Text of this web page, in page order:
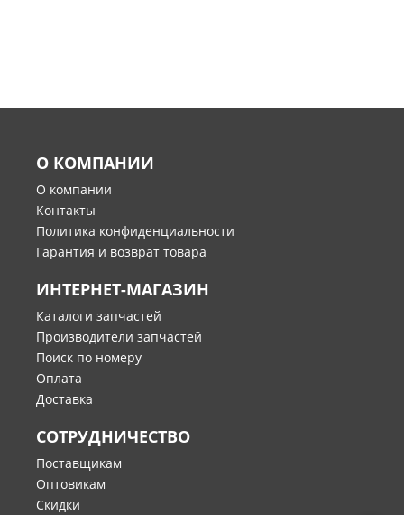
О КОМПАНИИ
О компании
Контакты
Политика конфиденциальности
Гарантия и возврат товара
ИНТЕРНЕТ-МАГАЗИН
Каталоги запчастей
Производители запчастей
Поиск по номеру
Оплата
Доставка
СОТРУДНИЧЕСТВО
Поставщикам
Оптовикам
Скидки